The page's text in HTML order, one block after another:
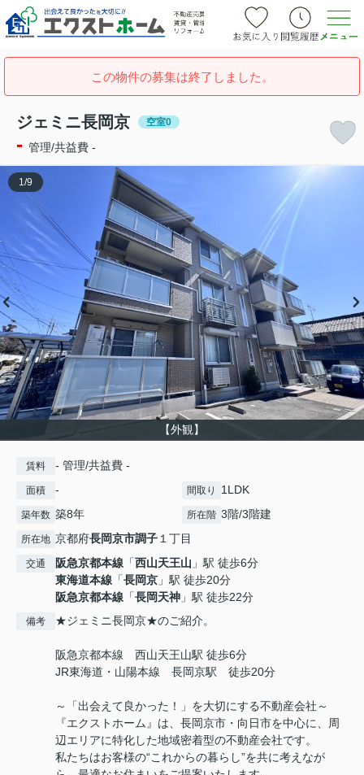
この物件の募集は終了しました。
ジェミニ長岡京 空室0
- 管理/共益費 -
【外観】
1 /9
賃料 - 管理/共益費 -
面積 - 間取り 1LDK
築年数 築8年 所在階 3階/3階建
所在地 京都府長岡京市調子 １丁目
交通 阪急京都本線 「西山天王山 」駅 徒歩6分
東海道本線 「長岡京 」駅 徒歩20分
阪急京都本線 「長岡天神 」駅 徒歩22分
備考 ★ジェミニ長岡京★のご紹介。
阪急京都本線 西山天王山駅 徒歩6分
JR東海道・山陽本線 長岡京駅 徒歩20分
～「出会えて良かった！」を大切にする不動産会社～
『エクストホーム』は、長岡京市・向日市を中心に、周
辺エリアに特化した地域密着型の不動産会社です。
私たちはお客様の“これからの暮らし”を共に考えなが